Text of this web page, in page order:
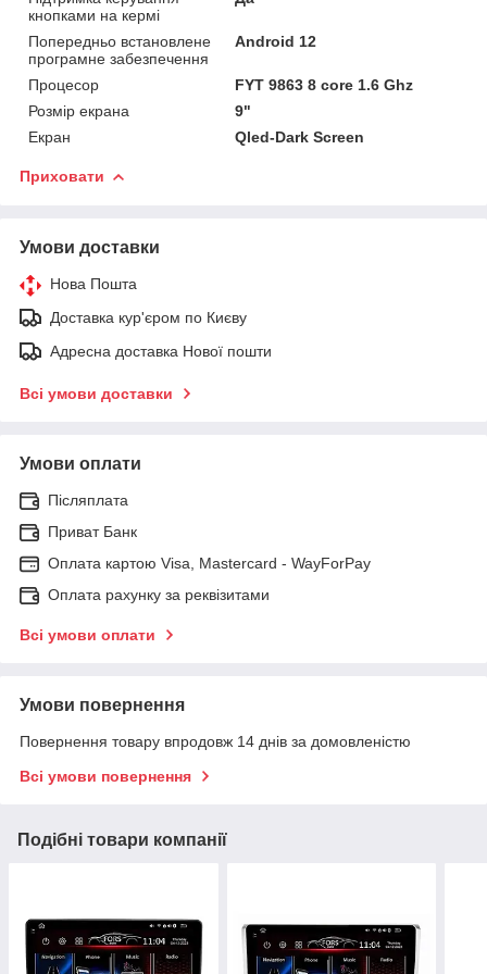
кнопками на кермі
Попередньо встановлене
програмне забезпечення
Android 12
Процесор
FYT 9863 8 core 1.6 Ghz
Розмір екрана
9"
Екран
Qled-Dark Screen
Приховати
Умови доставки
Нова Пошта
Доставка кур'єром по Києву
Адресна доставка Нової пошти
Всі умови доставки
Умови оплати
Післяплата
Приват Банк
Оплата картою Visa, Mastercard - WayForPay
Оплата рахунку за реквізитами
Всі умови оплати
Умови повернення
Повернення товару впродовж 14 днів за домовленістю
Всі умови повернення
Подібні товари компанії